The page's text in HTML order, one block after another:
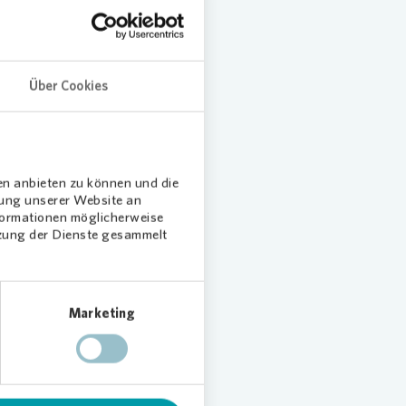
Über Cookies
anbieten zu können und die
unserer Website an
möglicherweise
der Dienste gesammelt
Marketing
wird